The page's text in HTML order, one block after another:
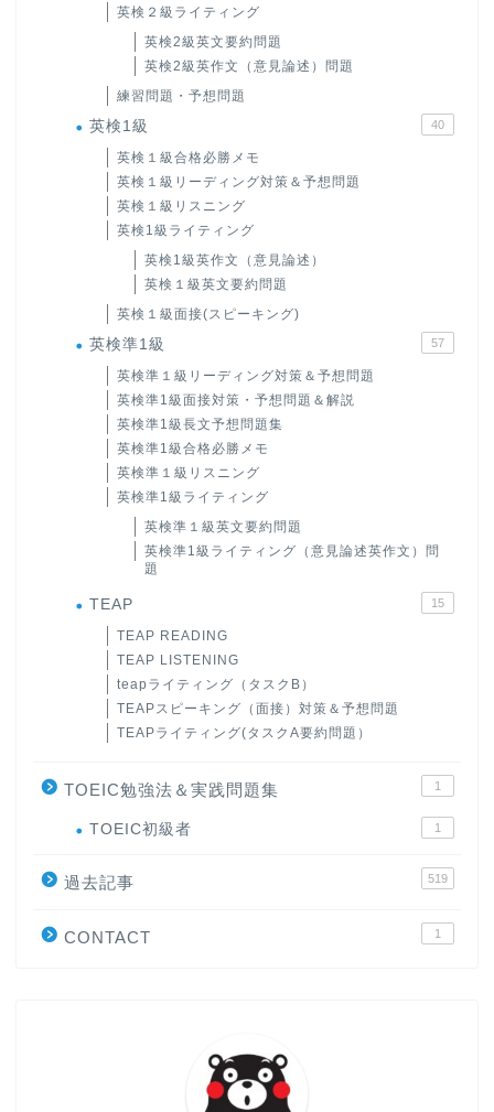
英検２級ライティング
英検2級英文要約問題
英検2級英作文（意見論述）問題
練習問題・予想問題
英検1級 40
英検１級合格必勝メモ
英検１級リーディング対策＆予想問題
英検１級リスニング
英検1級ライティング
英検1級英作文（意見論述）
英検１級英文要約問題
英検１級面接(スピーキング)
英検準1級 57
英検準１級リーディング対策＆予想問題
英検準1級面接対策・予想問題＆解説
英検準1級長文予想問題集
英検準1級合格必勝メモ
英検準１級リスニング
英検準1級ライティング
英検準１級英文要約問題
英検準1級ライティング（意見論述英作文）問
題
TEAP 15
TEAP READING
TEAP LISTENING
teapライティング（タスクB）
TEAPスピーキング（面接）対策＆予想問題
TEAPライティング(タスクA要約問題）
TOEIC勉強法＆実践問題集 1
TOEIC初級者 1
過去記事 519
CONTACT 1
大学入試英語対策講座